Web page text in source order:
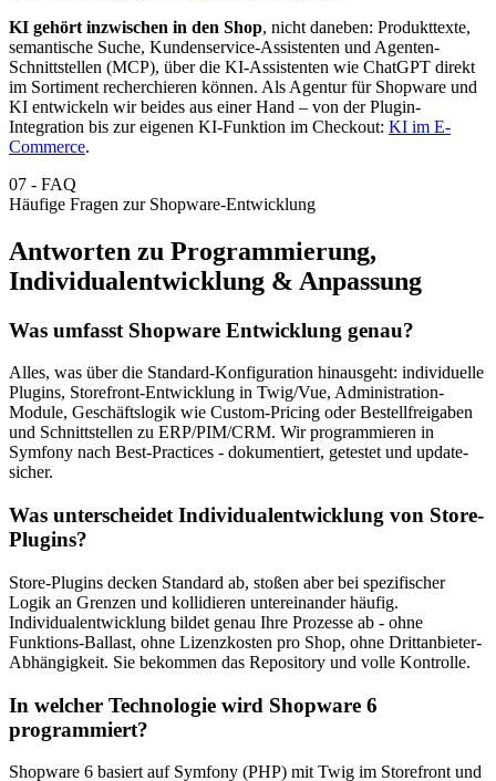
KI gehört inzwischen in den Shop, nicht daneben: Produkttexte,
semantische Suche, Kundenservice-Assistenten und Agenten-
Schnittstellen (MCP), über die KI-Assistenten wie ChatGPT direkt
im Sortiment recherchieren können. Als Agentur für Shopware und
KI entwickeln wir beides aus einer Hand – von der Plugin-
Integration bis zur eigenen KI-Funktion im Checkout: KI im E-
Commerce.
07 - FAQ
Häufige Fragen zur Shopware-Entwicklung
Antworten zu Programmierung,
Individualentwicklung & Anpassung
Was umfasst Shopware Entwicklung genau?
Alles, was über die Standard-Konfiguration hinausgeht: individuelle
Plugins, Storefront-Entwicklung in Twig/Vue, Administration-
Module, Geschäftslogik wie Custom-Pricing oder Bestellfreigaben
und Schnittstellen zu ERP/PIM/CRM. Wir programmieren in
Symfony nach Best-Practices - dokumentiert, getestet und update-
sicher.
Was unterscheidet Individualentwicklung von Store-
Plugins?
Store-Plugins decken Standard ab, stoßen aber bei spezifischer
Logik an Grenzen und kollidieren untereinander häufig.
Individualentwicklung bildet genau Ihre Prozesse ab - ohne
Funktions-Ballast, ohne Lizenzkosten pro Shop, ohne Drittanbieter-
Abhängigkeit. Sie bekommen das Repository und volle Kontrolle.
In welcher Technologie wird Shopware 6
programmiert?
Shopware 6 basiert auf Symfony (PHP) mit Twig im Storefront und